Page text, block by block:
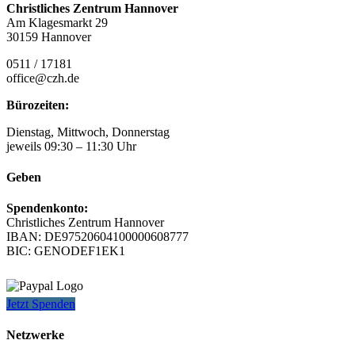
Christliches Zentrum Hannover
Am Klagesmarkt 29
30159 Hannover
0511 / 17181
office@czh.de
Bürozeiten:
Dienstag, Mittwoch, Donnerstag
jeweils 09:30 – 11:30 Uhr
Geben
Spendenkonto:
Christliches Zentrum Hannover
IBAN: DE97520604100000608777
BIC: GENODEF1EK1
Jetzt Spenden
Netzwerke